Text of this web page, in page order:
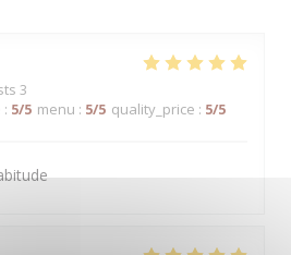
3
: 5/5 menu : 5/5 quality_price : 5/5